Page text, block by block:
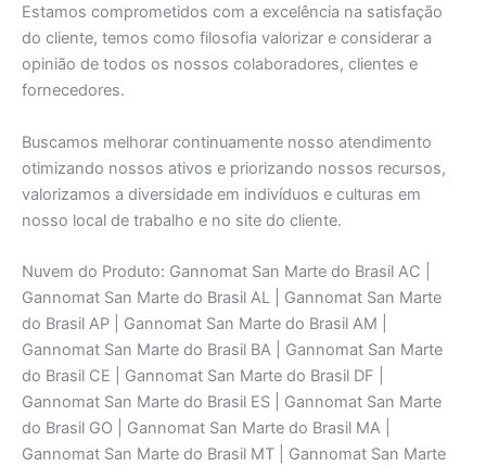
Estamos comprometidos com a excelência na satisfação
do cliente, temos como filosofia valorizar e considerar a
opinião de todos os nossos colaboradores, clientes e
fornecedores.
Buscamos melhorar continuamente nosso atendimento
otimizando nossos ativos e priorizando nossos recursos,
valorizamos a diversidade em indivíduos e culturas em
nosso local de trabalho e no site do cliente.
Nuvem do Produto: Gannomat San Marte do Brasil AC |
Gannomat San Marte do Brasil AL | Gannomat San Marte
do Brasil AP | Gannomat San Marte do Brasil AM |
Gannomat San Marte do Brasil BA | Gannomat San Marte
do Brasil CE | Gannomat San Marte do Brasil DF |
Gannomat San Marte do Brasil ES | Gannomat San Marte
do Brasil GO | Gannomat San Marte do Brasil MA |
Gannomat San Marte do Brasil MT | Gannomat San Marte